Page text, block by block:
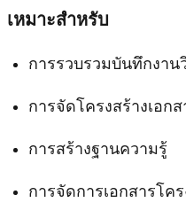
เหมาะสำหรับ
การรวบรวมบันทึกงาน
การจัดโครงสร้างเอก
การสร้างฐานความรู้
การจัดการเอกสารโค